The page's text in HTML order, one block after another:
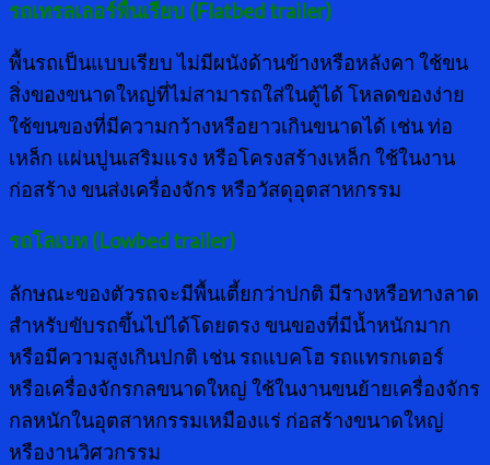
รถเทรลเลอร์พื้นเรียบ (Flatbed trailer)
พื้นรถเป็นแบบเรียบ ไม่มีผนังด้านข้างหรือหลังคา ใช้ขน
สิ่งของขนาดใหญ่ที่ไม่สามารถใส่ในตู้ได้ โหลดของง่าย
ใช้ขนของที่มีความกว้างหรือยาวเกินขนาดได้ เช่น ท่อ
เหล็ก แผ่นปูนเสริมแรง หรือโครงสร้างเหล็ก ใช้ในงาน
ก่อสร้าง ขนส่งเครื่องจักร หรือวัสดุอุตสาหกรรม
รถโลเบท (Lowbed trailer)
ลักษณะของตัวรถจะมีพื้นเตี้ยกว่าปกติ มีรางหรือทางลาด
สำหรับขับรถขึ้นไปได้โดยตรง ขนของที่มีน้ำหนักมาก
หรือมีความสูงเกินปกติ เช่น รถแบคโฮ รถแทรกเตอร์
หรือเครื่องจักรกลขนาดใหญ่ ใช้ในงานขนย้ายเครื่องจักร
กลหนักในอุตสาหกรรมเหมืองแร่ ก่อสร้างขนาดใหญ่
หรืองานวิศวกรรม